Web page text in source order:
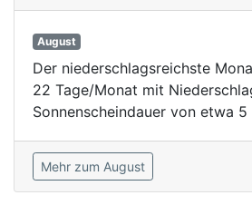
August
Der niederschlagsreichste
22 Tage/Monat mit
Sonnenscheindauer von etwa 5
Mehr zum August